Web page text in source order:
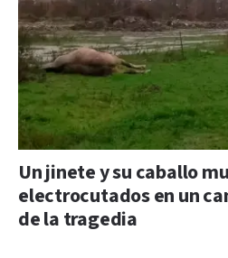
Un jinete y su caballo
electrocutados en un
de la tragedia